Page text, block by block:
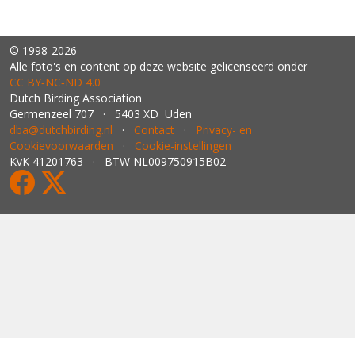
© 1998-2026
Alle foto's en content op deze website gelicenseerd onder
CC BY‑NC‑ND 4.0
Dutch Birding Association
Germenzeel 707 · 5403 XD Uden
dba@dutchbirding.nl · Contact · Privacy- en
Cookievoorwaarden · Cookie-instellingen
KvK 41201763 · BTW NL009750915B02